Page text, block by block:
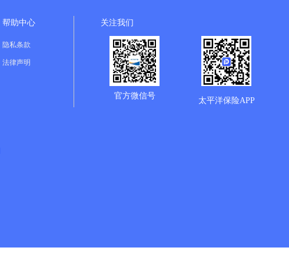
帮助中心
隐私条款
法律声明
关注我们
官方微信号
太平洋保险APP